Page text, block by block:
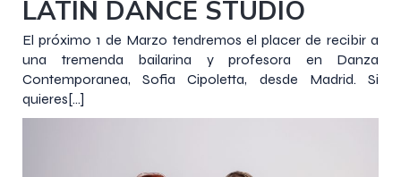
LATIN DANCE STUDIO
El próximo 1 de Marzo tendremos el placer de recibir a
una tremenda bailarina y profesora en Danza
Contemporanea, Sofia Cipoletta, desde Madrid. Si
quieres[…]